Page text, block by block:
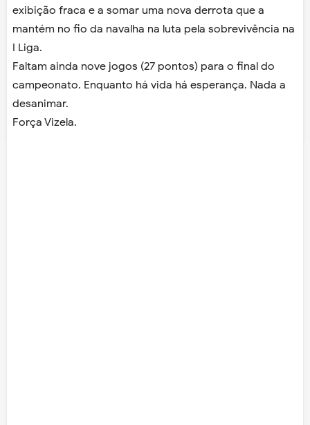
exibição fraca e a somar uma nova derrota que a
mantém no fio da navalha na luta pela sobrevivência na
I Liga.
Faltam ainda nove jogos (27 pontos) para o final do
campeonato. Enquanto há vida há esperança. Nada a
desanimar.
Força Vizela.